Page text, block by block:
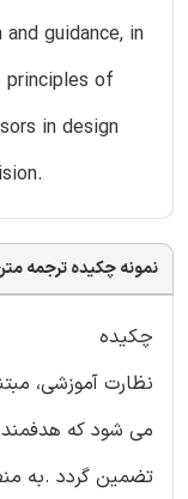
guidance, in
of
in design
نمونه چکیده ترجمه
چکیده
نظارت آموزشی،
می شود که
تضمین گردد .به